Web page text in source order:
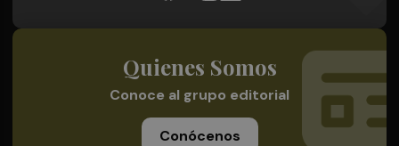
Quienes Somos
Conoce al grupo editorial
Conócenos